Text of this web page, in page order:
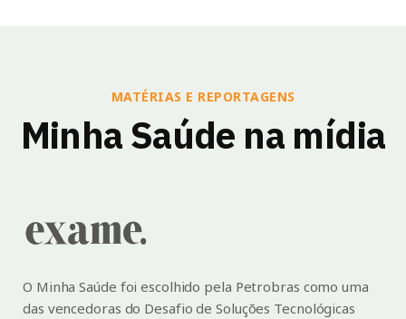
MATÉRIAS E REPORTAGENS
Minha Saúde na mídia
O Minha Saúde foi escolhido pela Petrobras como uma
das vencedoras do Desafio de Soluções Tecnológicas